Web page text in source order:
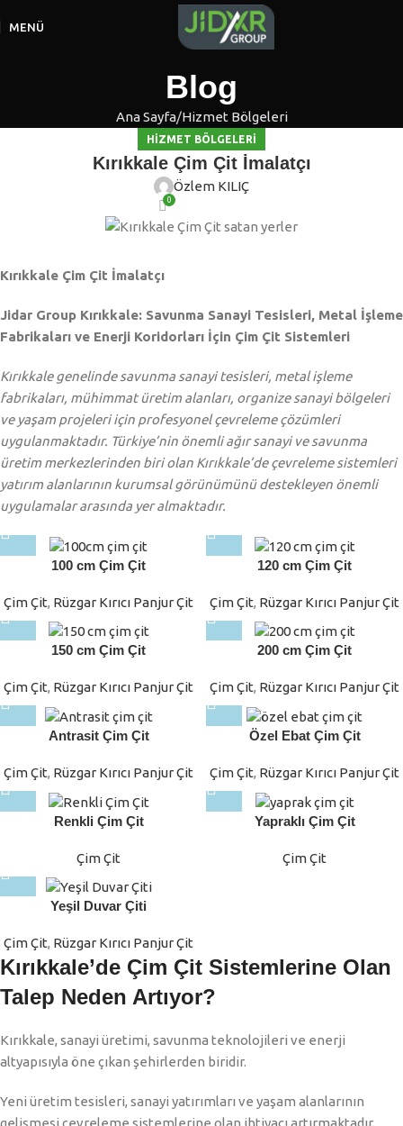
MENÜ
Blog
Ana Sayfa Hizmet Bölgeleri
HIZMET BÖLGELERI
Kırıkkale Çim Çit İmalatçı
Özlem KILIÇ
0
Kırıkkale Çim Çit İmalatçı
Jidar Group Kırıkkale: Savunma Sanayi Tesisleri, Metal İşleme
Fabrikaları ve Enerji Koridorları İçin Çim Çit Sistemleri
Kırıkkale genelinde savunma sanayi tesisleri, metal işleme
fabrikaları, mühimmat üretim alanları, organize sanayi bölgeleri
ve yaşam projeleri için profesyonel çevreleme çözümleri
uygulanmaktadır. Türkiye’nin önemli ağır sanayi ve savunma
üretim merkezlerinden biri olan Kırıkkale’de çevreleme sistemleri
yatırım alanlarının kurumsal görünümünü destekleyen önemli
uygulamalar arasında yer almaktadır.
100 cm Çim Çit
Çim Çit, Rüzgar Kırıcı Panjur Çit
120 cm Çim Çit
Çim Çit, Rüzgar Kırıcı Panjur Çit
150 cm Çim Çit
Çim Çit, Rüzgar Kırıcı Panjur Çit
200 cm Çim Çit
Çim Çit, Rüzgar Kırıcı Panjur Çit
Antrasit Çim Çit
Çim Çit, Rüzgar Kırıcı Panjur Çit
Özel Ebat Çim Çit
Çim Çit, Rüzgar Kırıcı Panjur Çit
Renkli Çim Çit
Çim Çit
Yapraklı Çim Çit
Çim Çit
Yeşil Duvar Çiti
Çim Çit, Rüzgar Kırıcı Panjur Çit
Kırıkkale’de Çim Çit Sistemlerine Olan
Talep Neden Artıyor?
Kırıkkale, sanayi üretimi, savunma teknolojileri ve enerji
altyapısıyla öne çıkan şehirlerden biridir.
Yeni üretim tesisleri, sanayi yatırımları ve yaşam alanlarının